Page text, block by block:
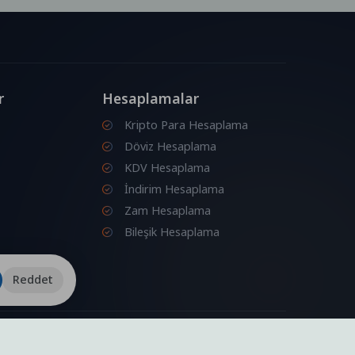
Hesaplamalar
Kripto Para Hesaplama
Döviz Hesaplama
KDV Hesaplama
İndirim Hesaplama
Zam Hesaplama
Bileşik Hesaplama
Reddet